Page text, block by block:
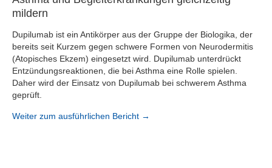
mildern
Dupilumab ist ein Antikörper aus der Gruppe der Biologika, der
bereits seit Kurzem gegen schwere Formen von Neurodermitis
(Atopisches Ekzem) eingesetzt wird. Dupilumab unterdrückt
Entzündungsreaktionen, die bei Asthma eine Rolle spielen.
Daher wird der Einsatz von Dupilumab bei schwerem Asthma
geprüft.
Weiter zum ausführlichen Bericht →